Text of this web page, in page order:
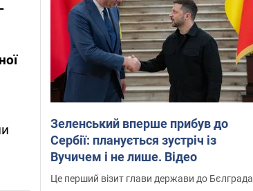
Зеленський вперше прибув до
Сербії: планується зустріч із
Вучичем і не лише. Відео
Це перший візит глави держави до Бєлграда